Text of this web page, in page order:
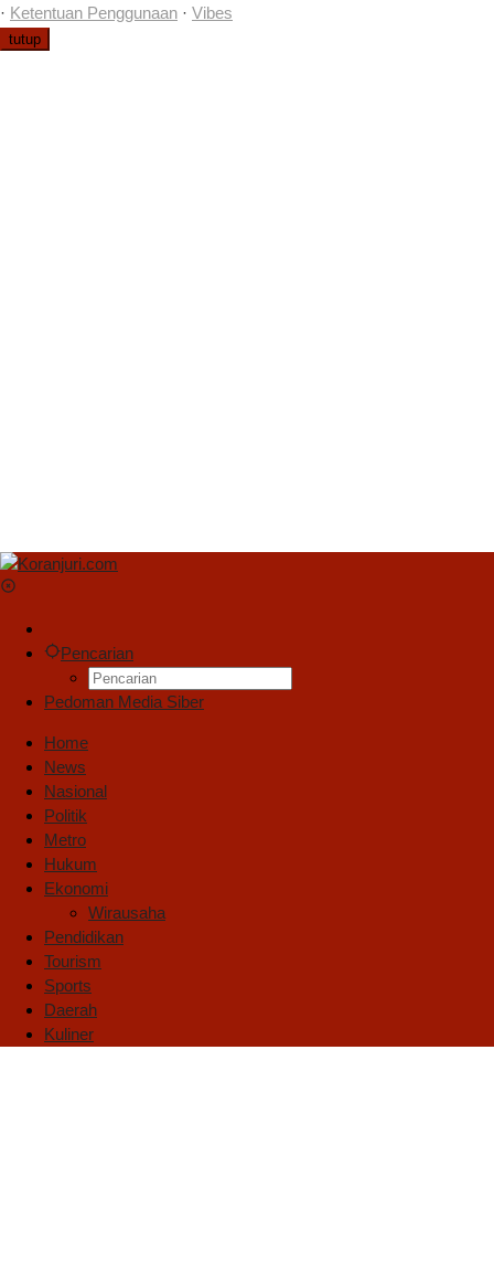
· Ketentuan Penggunaan · Vibes
tutup
Pencarian
Pedoman Media Siber
Home
News
Nasional
Politik
Metro
Hukum
Ekonomi
Wirausaha
Pendidikan
Tourism
Sports
Daerah
Kuliner